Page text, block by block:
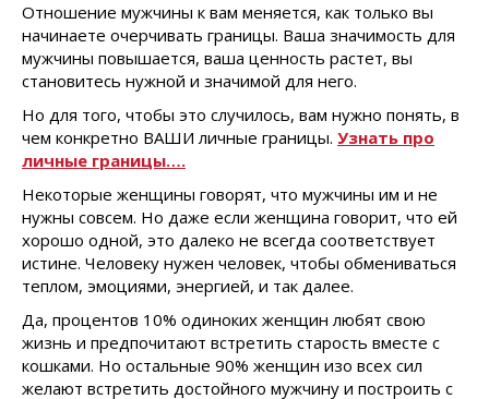
Отношение мужчины к вам меняется, как только вы
начинаете очерчивать границы. Ваша значимость для
мужчины повышается, ваша ценность растет, вы
становитесь нужной и значимой для него.
Но для того, чтобы это случилось, вам нужно понять, в
чем конкретно ВАШИ личные границы. Узнать про
личные границы….
Некоторые женщины говорят, что мужчины им и не
нужны совсем. Но даже если женщина говорит, что ей
хорошо одной, это далеко не всегда соответствует
истине. Человеку нужен человек, чтобы обмениваться
теплом, эмоциями, энергией, и так далее.
Да, процентов 10% одиноких женщин любят свою
жизнь и предпочитают встретить старость вместе с
кошками. Но остальные 90% женщин изо всех сил
желают встретить достойного мужчину и построить с